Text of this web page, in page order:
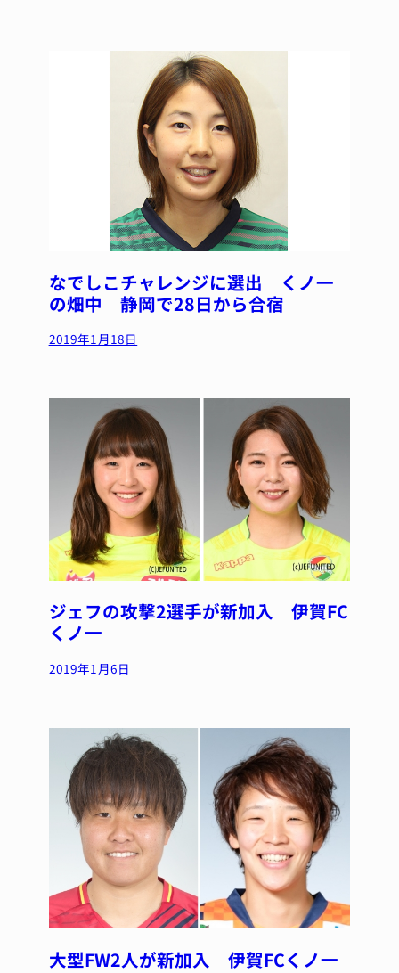
なでしこチャレンジに選出 くノ一
の畑中 静岡で28日から合宿
2019年1月18日
ジェフの攻撃2選手が新加入 伊賀FC
くノ一
2019年1月6日
大型FW2人が新加入 伊賀FCくノ一